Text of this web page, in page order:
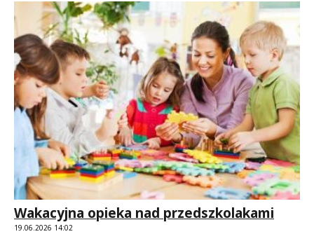
Wakacyjna opieka nad przedszkolakami
19.06.2026 14:02